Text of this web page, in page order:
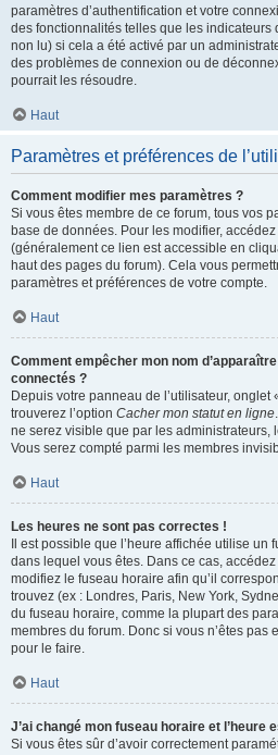
paramètres d’authentification et votre
des fonctionnalités telles que les indicateurs
non lu) si cela a été activé par un
des problèmes de connexion ou de
pourrait les résoudre.
Haut
Paramètres et préférences de
Comment modifier mes paramètres ?
Si vous êtes membre de ce forum, tous vos
base de données. Pour les modifier, accédez
(généralement ce lien est accessible en
haut des pages du forum). Cela vous
paramètres et préférences de votre compte.
Haut
Comment empêcher mon nom
connectés ?
Depuis votre panneau de l’utilisateur, onglet
trouverez l’option Cacher mon statut en ligne
ne serez visible que par les administrateurs,
Vous serez compté parmi les membres
Haut
Les heures ne sont pas correctes !
Il est possible que l’heure affichée utilise
dans lequel vous êtes. Dans ce cas, accédez
modifiez le fuseau horaire afin qu’il
trouvez (ex : Londres, Paris, New York,
du fuseau horaire, comme la plupart des
membres du forum. Donc si vous n’êtes pas
pour le faire.
Haut
J’ai changé mon fuseau horaire et l’heure
Si vous êtes sûr d’avoir correctement